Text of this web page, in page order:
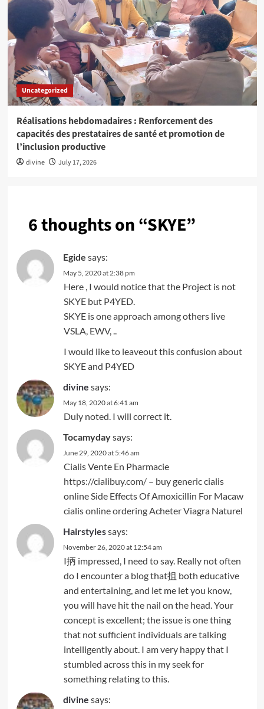
Uncategorized
Réalisations hebdomadaires : Renforcement des
capacités des prestataires de santé et promotion de
l’inclusion productive
divine July 17, 2026
6 thoughts on “SKYE”
Egide says:
May 5, 2020 at 2:38 pm
Here , I would notice that the Project is not
SKYE but P4YED.
SKYE is one approach among others live
VSLA, EWV, ..
I would like to leaveout this confusion about
SKYE and P4YED
divine says:
May 18, 2020 at 6:41 am
Duly noted. I will correct it.
Tocamydaysays:
June 29, 2020 at 5:46 am
Cialis Vente En Pharmacie
https://cialibuy.com/– buy generic cialis
online Side Effects Of Amoxicillin For Macaw
cialis online orderingAcheter Viagra Naturel
Hairstylessays:
November 26, 2020 at 12:54 am
I抦 impressed, I need to say. Really not often
do I encounter a blog that抯 both educative
and entertaining, and let me let you know,
you will have hit the nail on the head. Your
concept is excellent; the issue is one thing
that not sufficient individuals are talking
intelligently about. I am very happy that I
stumbled across this in my seek for
something relating to this.
divine says: